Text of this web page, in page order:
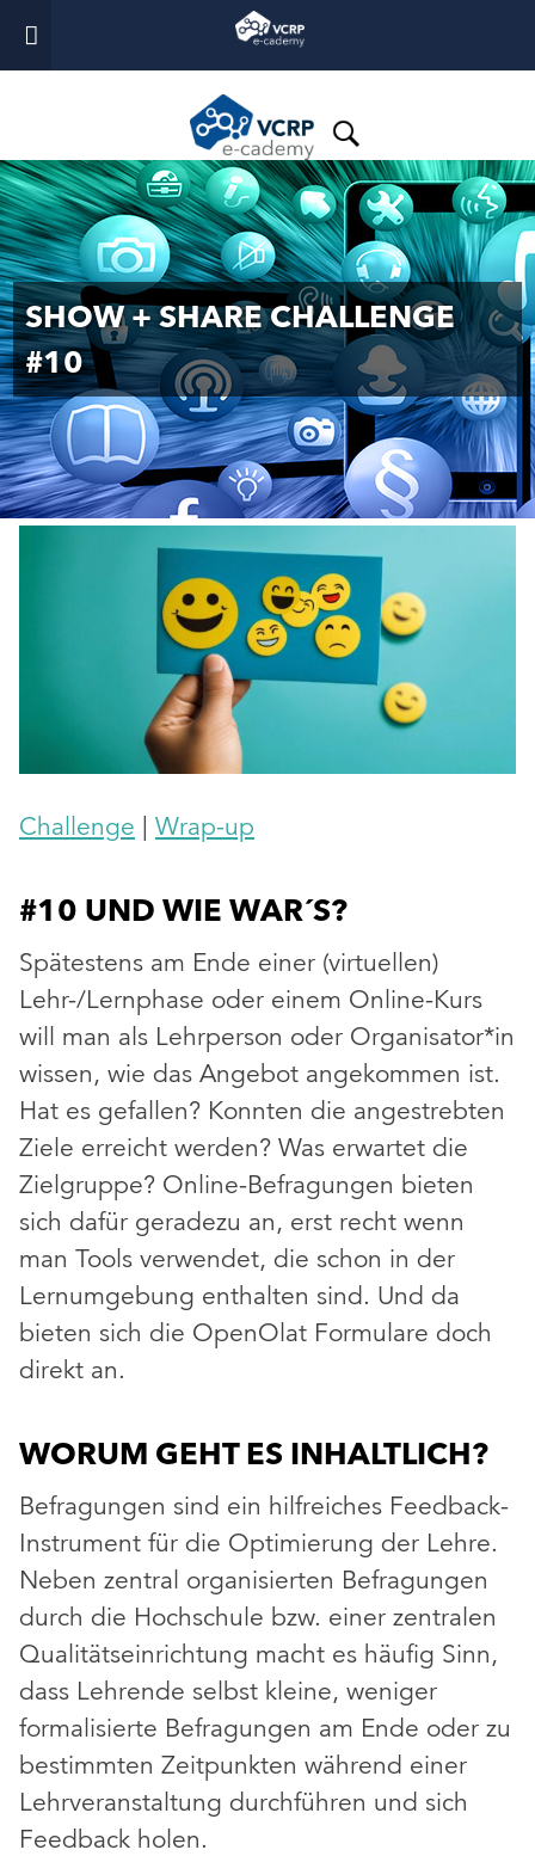
SHOW + SHARE CHALLENGE
#10
Challenge | Wrap-up
#10 UND WIE WAR´S?
Spätestens am Ende einer (virtuellen)
Lehr-/Lernphase oder einem Online-Kurs
will man als Lehrperson oder Organisator*in
wissen, wie das Angebot angekommen ist.
Hat es gefallen? Konnten die angestrebten
Ziele erreicht werden? Was erwartet die
Zielgruppe? Online-Befragungen bieten
sich dafür geradezu an, erst recht wenn
man Tools verwendet, die schon in der
Lernumgebung enthalten sind. Und da
bieten sich die OpenOlat Formulare doch
direkt an.
WORUM GEHT ES INHALTLICH?
Befragungen sind ein hilfreiches Feedback-
Instrument für die Optimierung der Lehre.
Neben zentral organisierten Befragungen
durch die Hochschule bzw. einer zentralen
Qualitätseinrichtung macht es häufig Sinn,
dass Lehrende selbst kleine, weniger
formalisierte Befragungen am Ende oder zu
bestimmten Zeitpunkten während einer
Lehrveranstaltung durchführen und sich
Feedback holen.